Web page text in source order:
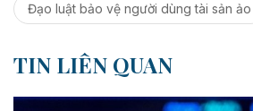
Đạo luật bảo vệ người dùng tài sản ảo
TIN LIÊN QUAN